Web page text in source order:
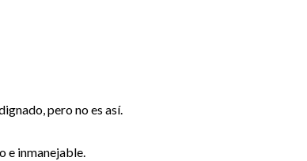
pero no es así.
e inmanejable.